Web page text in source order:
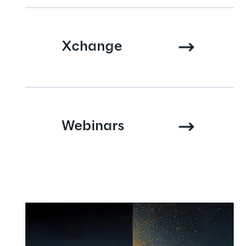
Xchange
Webinars